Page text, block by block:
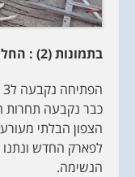
בתמונות (2) : החלום הופך למציאות בשטח
כבר נקבעה תחרות
הצפון הבלתי
לפארק החדש
הנשימה.